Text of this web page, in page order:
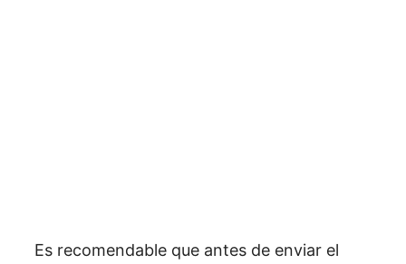
Es recomendable que antes de enviar el